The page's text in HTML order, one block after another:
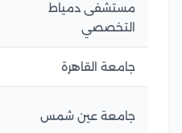
مستشفى دمياط
التخصصي
جامعة القاهرة
جامعة عين شمس